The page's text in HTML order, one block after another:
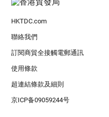
HKTDC.com
聯絡我們
訂閱商貿全接觸電郵通訊
使用條款
超連結條款及細則
京ICP备09059244号